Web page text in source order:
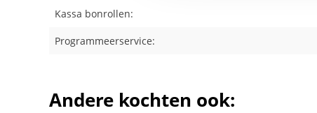
Kassa bonrollen:
Programmeerservice:
Andere kochten ook: